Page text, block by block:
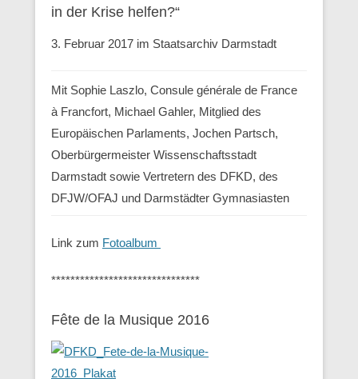
in der Krise helfen?“
3. Februar 2017 im Staatsarchiv Darmstadt
Mit Sophie Laszlo, Consule générale de France
à Francfort, Michael Gahler, Mitglied des
Europäischen Parlaments, Jochen Partsch,
Oberbürgermeister Wissenschaftsstadt
Darmstadt sowie Vertretern des DFKD, des
DFJW/OFAJ und Darmstädter Gymnasiasten
Link zum Fotoalbum
*******************************
Fête de la Musique 2016